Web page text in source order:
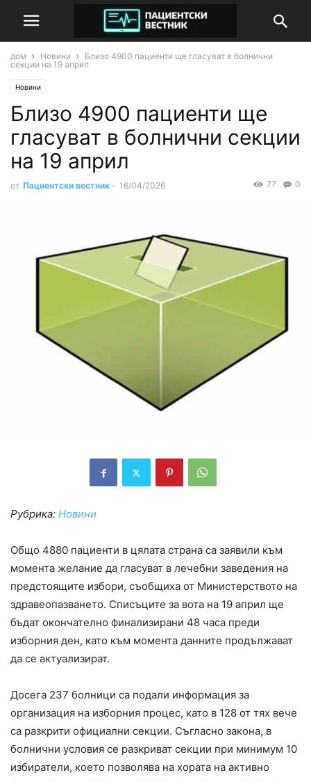
дом Новини
Близо 4900 пациенти ще гласуват в болнични
секции на 19 април
Новини
Близо 4900 пациенти ще
гласуват в болнични секции
на 19 април
от Пациентски вестник - 16/04/2026 0
77
Рубрика: Новини
Общо 4880 пациенти в цялата страна са заявили към
момента желание да гласуват в лечебни заведения на
предстоящите избори, съобщиха от Министерството на
здравеопазването. Списъците за вота на 19 април ще
бъдат окончателно финализирани 48 часа преди
изборния ден, като към момента данните продължават
да се актуализират.
Досега 237 болници са подали информация за
организация на изборния процес, като в 128 от тях вече
са разкрити официални секции. Съгласно закона, в
болнични условия се разкриват секции при минимум 10
избиратели, което позволява на хората на активно